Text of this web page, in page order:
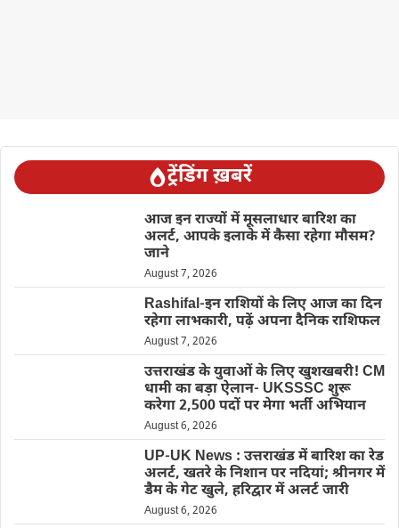
ट्रेंडिंग ख़बरें
आज इन राज्यों में मूसलाधार बारिश का
अलर्ट, आपके इलाके में कैसा रहेगा मौसम?
जाने
August 7, 2026
Rashifal-इन राशियों के लिए आज का दिन
रहेगा लाभकारी, पढ़ें अपना दैनिक राशिफल
August 7, 2026
उत्तराखंड के युवाओं के लिए खुशखबरी! CM
धामी का बड़ा ऐलान- UKSSSC शुरू
करेगा 2,500 पदों पर मेगा भर्ती अभियान
August 6, 2026
UP-UK News : उत्तराखंड में बारिश का रेड
अलर्ट, खतरे के निशान पर नदियां; श्रीनगर में
डैम के गेट खुले, हरिद्वार में अलर्ट जारी
August 6, 2026